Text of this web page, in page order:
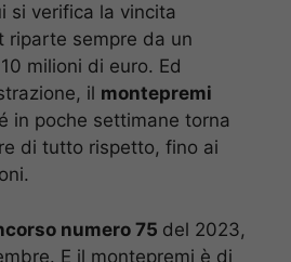
si verifica la vincita
riparte sempre da un
milioni di euro. Ed
il montepremi
in poche settimane torna
di tutto rispetto, fino ai
numero 75 del 2023,
E il montepremi è di